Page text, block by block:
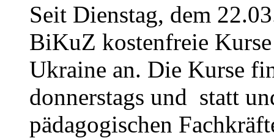
Seit Dienstag, dem
BiKuZ kostenfreie
Ukraine an. Die Kurse
donnerstags und statt
pädagogischen